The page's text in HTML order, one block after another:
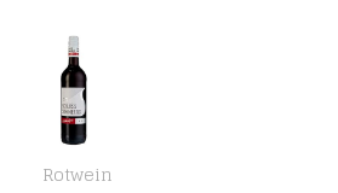
Rotwein